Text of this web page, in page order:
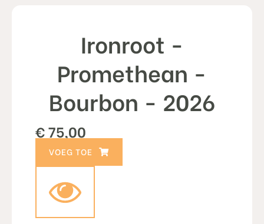
Ironroot -
Promethean -
Bourbon - 2026
€75,00